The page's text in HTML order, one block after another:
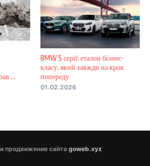
...
BMW 5 серії: еталон бізнес-
класу, який завжди на крок
попереду
01.02.2026
продвижение сайта goweb.xyz